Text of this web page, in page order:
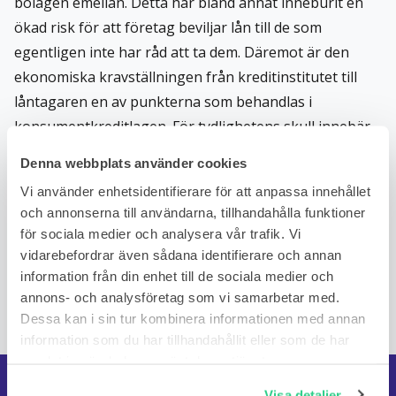
Denna webbplats använder cookies
Vi använder enhetsidentifierare för att anpassa innehållet
och annonserna till användarna, tillhandahålla funktioner
för sociala medier och analysera vår trafik. Vi
vidarebefordrar även sådana identifierare och annan
information från din enhet till de sociala medier och
annons- och analysföretag som vi samarbetar med.
Dessa kan i sin tur kombinera informationen med annan
information som du har tillhandahållit eller som de har
ökad risk för att företag beviljar lån till de som
egentligen inte har råd att ta dem. Däremot är den
ekonomiska kravställningen från kreditinstitutet till
låntagaren en av punkterna som behandlas i
konsumentkreditlagen. För tydlighetens skull innebär
personer som förväntas kunna betala tillbaka dem.
Räknas banker som kreditinstitut?
Utöver kreditmarknadsbolag betraktas även bankerna
i landet som kreditinstitut. Båda typerna av
kreditinstitut behandlas under samma regelverk och
kräver samma tillstånd av Finansinspektionen.